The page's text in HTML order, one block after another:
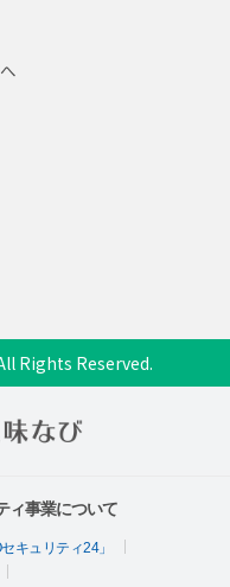
Rights Reserved.